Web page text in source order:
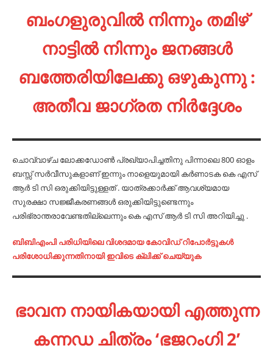
ബംഗളുരുവിൽ നിന്നും തമിഴ്
നാട്ടിൽ നിന്നും ജനങ്ങൾ
ബത്തേരിയിലേക്കു ഒഴുകുന്നു :
അതീവ ജാഗ്രത നിർദ്ദേശം
ചൊവ്വാഴ്ച ലോക്കഡോൺ പ്രഖ്യാപിച്ചതിനു പിന്നാലെ 800 ഓളം
ബസ്സ് സർവീസുകളാണ് ഇന്നും നാളെയുമായി കർണാടക കെ എസ്
ആർ ടി സി ഒരുക്കിയിട്ടുള്ളത് . യാത്രക്കാർക്ക് ആവശ്യമായ
സുരക്ഷാ സജ്ജീകരണങ്ങൾ ഒരുക്കിയിട്ടുണ്ടെന്നും
പരിഭ്രാന്തരാവേണ്ടതില്ലെന്നും കെ എസ് ആർ ടി സി അറിയിച്ചു .
ബിബിഎംപി പരിധിയിലെ വിശദമായ കോവിഡ് റിപോർട്ടുകൾ
പരിശോധിക്കുന്നതിനായി ഇവിടെ ക്ലിക്ക് ചെയ്യുക
ഭാവന നായികയായി എത്തുന്ന
കന്നഡ ചിത്രം ‘ഭജറംഗി 2’